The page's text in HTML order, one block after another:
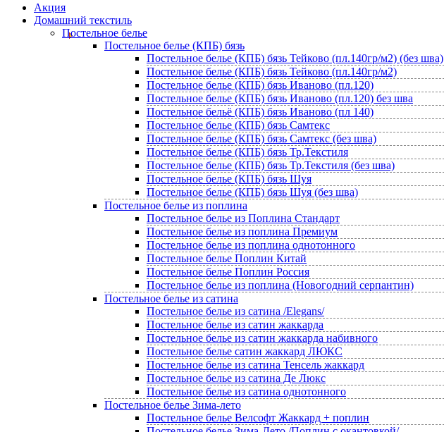
Акция
Домашний текстиль
Постельное белье
Постельное белье (КПБ) бязь
Постельное белье (КПБ) бязь Тейково (пл.140гр/м2) (без шва)
Постельное белье (КПБ) бязь Тейково (пл.140гр/м2)
Постельное белье (КПБ) бязь Иваново (пл.120)
Постельное белье (КПБ) бязь Иваново (пл.120) без шва
Постельное бельё (КПБ) бязь Иваново (пл 140)
Постельное белье (КПБ) бязь Самтекс
Постельное белье (КПБ) бязь Самтекс (без шва)
Постельное белье (КПБ) бязь Тр.Текстиля
Постельное белье (КПБ) бязь Тр.Текстиля (без шва)
Постельное белье (КПБ) бязь Шуя
Постельное белье (КПБ) бязь Шуя (без шва)
Постельное белье из поплина
Постельное белье из Поплина Стандарт
Постельное белье из поплина Премиум
Постельное белье из поплина однотонного
Постельное белье Поплин Китай
Постельное белье Поплин Россия
Постельное белье из поплина (Новогодний серпантин)
Постельное белье из сатина
Постельное белье из сатина /Elegans/
Постельное белье из сатин жаккарда
Постельное белье из сатин жаккарда набивного
Постельное белье сатин жаккард ЛЮКС
Постельное белье из сатина Тенсель жаккард
Постельное белье из сатина Де Люкс
Постельное белье из сатина однотонного
Постельное белье Зима-лето
Постельное белье Велсофт Жаккард + поплин